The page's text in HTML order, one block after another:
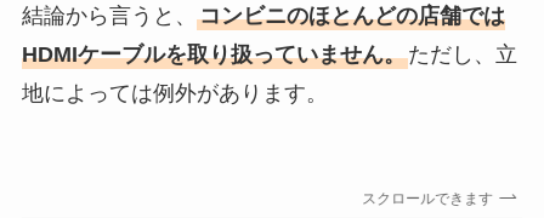
結論から言うと、 コンビニのほとんどの店舗では
HDMIケーブルを取り扱っていません。ただし、立
地によっては例外があります。
スクロールできます